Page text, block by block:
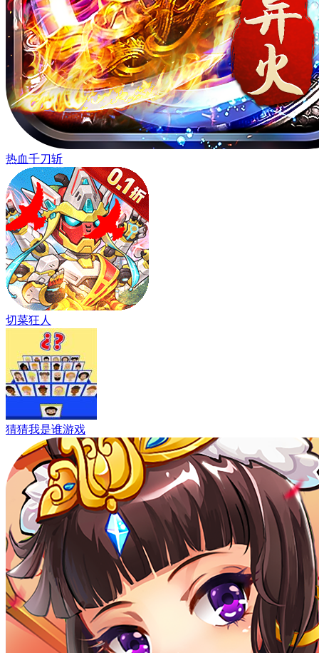
热血千刀斩
切菜狂人
猜猜我是谁游戏